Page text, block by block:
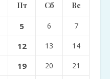
Пт Сб Вс
5 6 7
12 13 14
19 20 21